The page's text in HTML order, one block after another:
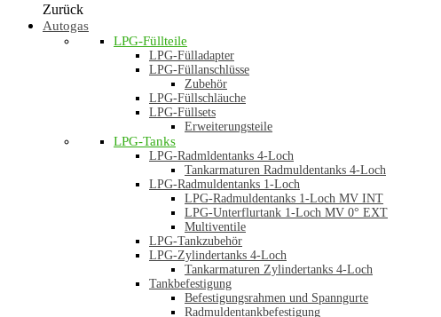
Zurück
Autogas
LPG-Füllteile
LPG-Fülladapter
LPG-Füllanschlüsse
Zubehör
LPG-Füllschläuche
LPG-Füllsets
Erweiterungsteile
LPG-Tanks
LPG-Radmldentanks 4-Loch
Tankarmaturen Radmuldentanks 4-Loch
LPG-Radmuldentanks 1-Loch
LPG-Radmuldentanks 1-Loch MV INT
LPG-Unterflurtank 1-Loch MV 0° EXT
Multiventile
LPG-Tankzubehör
LPG-Zylindertanks 4-Loch
Tankarmaturen Zylindertanks 4-Loch
Tankbefestigung
Befestigungsrahmen und Spanngurte
Radmuldentankbefestigung